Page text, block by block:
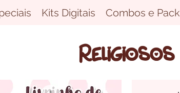
Religiosos
Kits Digitais Combos e